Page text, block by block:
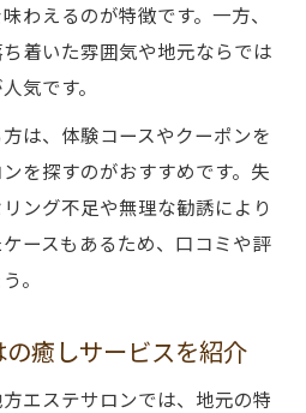
わえるのが特徴です。一方、
着いた雰囲気や地元ならでは
気です。
は、体験コースやクーポンを
を探すのがおすすめです。失
ング不足や無理な勧誘により
ースもあるため、口コミや評
。
癒しサービスを紹介
エステサロンでは、地元の特